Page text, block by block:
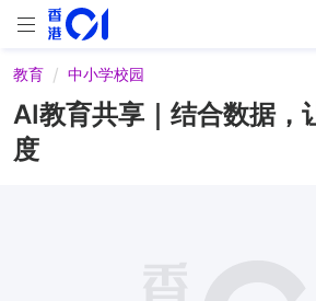
教育 中小学校园
AI教育共享｜结合数据，
度